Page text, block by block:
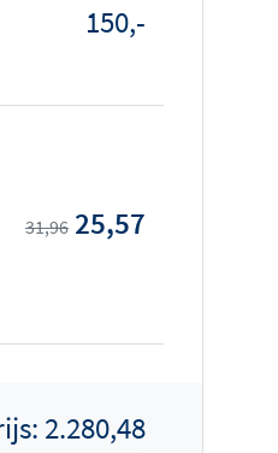
150,-
31,96 25,57
2.280,48